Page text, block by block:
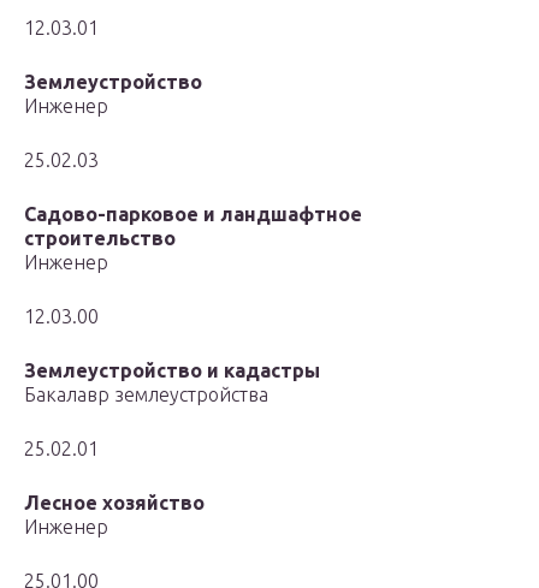
12.03.01
Землеустройство
Инженер
25.02.03
Садово-парковое и ландшафтное
строительство
Инженер
12.03.00
Землеустройство и кадастры
Бакалавр землеустройства
25.02.01
Лесное хозяйство
Инженер
25.01.00